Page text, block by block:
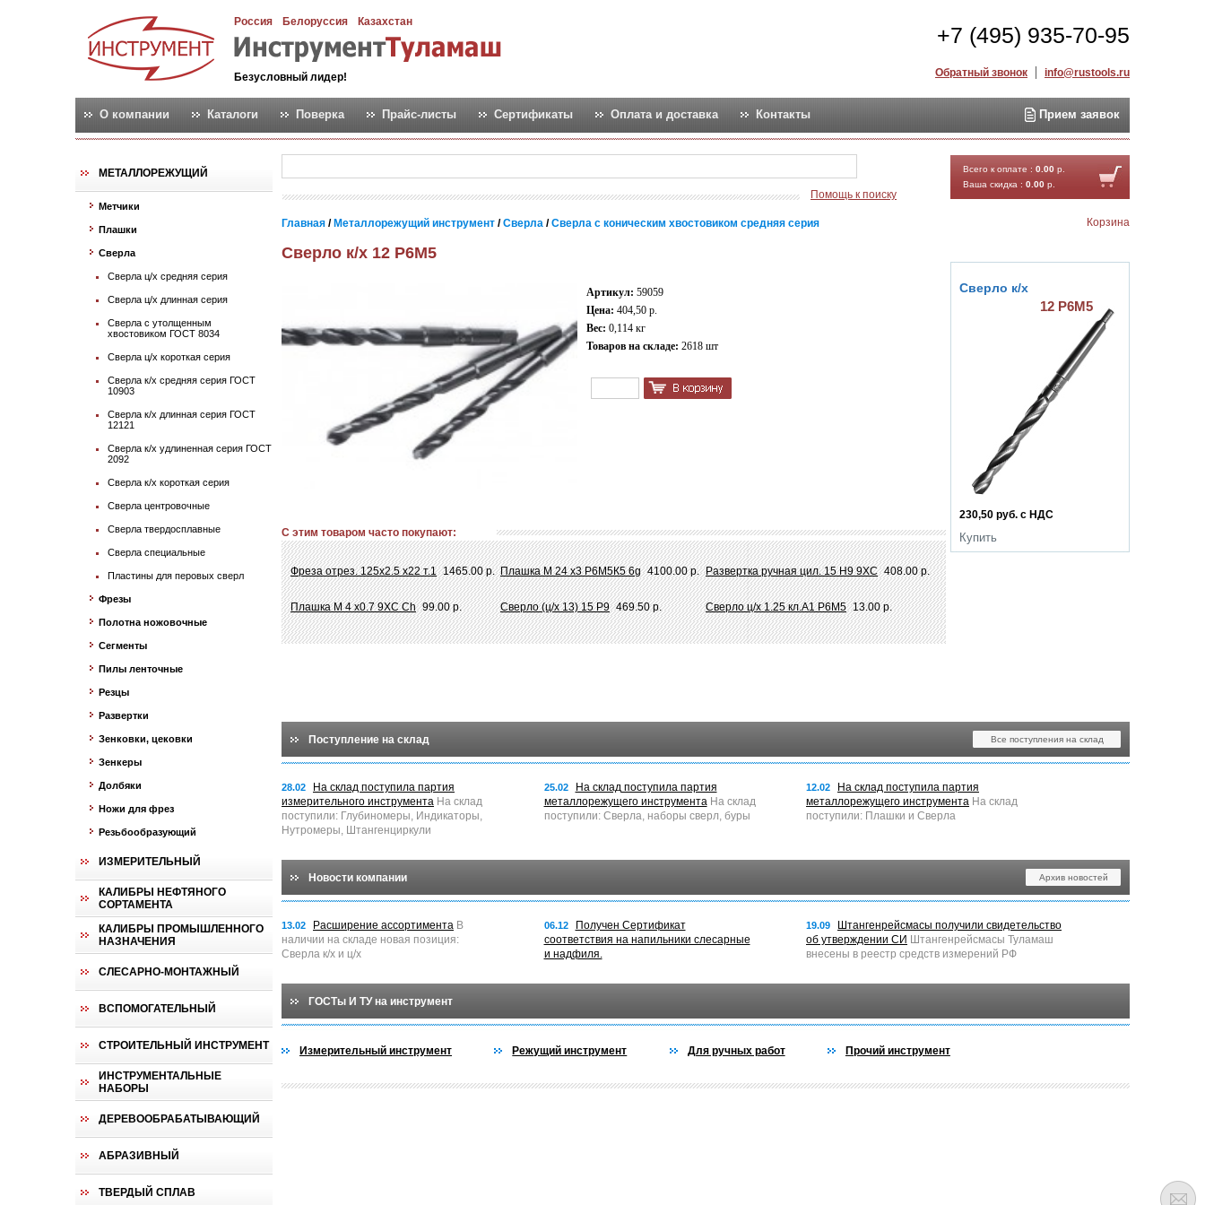
Россия Белоруссия Казахстан
Безусловный лидер!
+7 (495) 935-70-95
Обратный звонок info@rustools.ru
О компании Каталоги Поверка Прайс-листы Сертификаты Оплата и доставка Контакты Прием заявок
МЕТАЛЛОРЕЖУЩИЙ
Метчики
Плашки
Сверла
Сверла ц/х средняя серия
Сверла ц/х длинная серия
Сверла с утолщенным
хвостовиком ГОСТ 8034
Сверла ц/х короткая серия
Сверла к/х средняя серия ГОСТ
10903
Сверла к/х длинная серия ГОСТ
12121
Сверла к/х удлиненная серия ГОСТ
2092
Сверла к/х короткая серия
Сверла центровочные
Сверла твердосплавные
Сверла специальные
Пластины для перовых сверл
Фрезы
Полотна ножовочные
Сегменты
Пилы ленточные
Резцы
Развертки
Зенковки, цековки
Зенкеры
Долбяки
Ножи для фрез
Резьбообразующий
ИЗМЕРИТЕЛЬНЫЙ
КАЛИБРЫ НЕФТЯНОГО
СОРТАМЕНТА
КАЛИБРЫ ПРОМЫШЛЕННОГО
НАЗНАЧЕНИЯ
СЛЕСАРНО-МОНТАЖНЫЙ
ВСПОМОГАТЕЛЬНЫЙ
СТРОИТЕЛЬНЫЙ ИНСТРУМЕНТ
ИНСТРУМЕНТАЛЬНЫЕ
НАБОРЫ
ДЕРЕВООБРАБАТЫВАЮЩИЙ
АБРАЗИВНЫЙ
ТВЕРДЫЙ СПЛАВ
Помощь к поиску
Всего к оплате : 0.00 р.
Ваша скидка : 0.00 р.
Корзина
Главная / Металлорежущий инструмент /Сверла /Сверла с коническим хвостовиком средняя серия
Сверло к/х 12 Р6М5
Артикул: 59059
Цена: 404,50 р.
Вес: 0,114 кг
Товаров на складе: 2618 шт
С этим товаром часто покупают:
Фреза отрез. 125х2.5 х22 т.1 1465.00 р. Плашка М 24 х3 Р6М5К5 6g 4100.00 р. Развертка ручная цил. 15 Н9 9ХС 408.00 р.
Плашка М 4 х0.7 9ХС Ch 99.00 р. Сверло (ц/х 13) 15 Р9 469.50 р. Сверло ц/х 1.25 кл.А1 Р6М5 13.00 р.
230,50 руб. с НДС
Купить
Сверло к/х
12 Р6М5
Поступление на склад Все поступления на склад
28.02
На склад поступила партия
измерительного инструмента На склад
поступили: Глубиномеры, Индикаторы,
Нутромеры, Штангенциркули
25.02
На склад поступила партия
металлорежущего инструментаНа склад
поступили: Сверла, наборы сверл, буры
12.02
На склад поступила партия
металлорежущего инструмента На склад
поступили: Плашки и Сверла
Новости компании Архив новостей
13.02 Расширение ассортимента В
наличии на складе новая позиция:
Сверла к/х и ц/х
06.12
Получен Сертификат
соответствия на напильники слесарные
и надфиля.
19.09
Штангенрейсмасы получили свидетельство
об утверждении СИ Штангенрейсмасы Туламаш
внесены в реестр средств измерений РФ
ГОСТы И ТУ на инструмент
Измерительный инструмент Режущий инструмент Для ручных работ Прочий инструмент